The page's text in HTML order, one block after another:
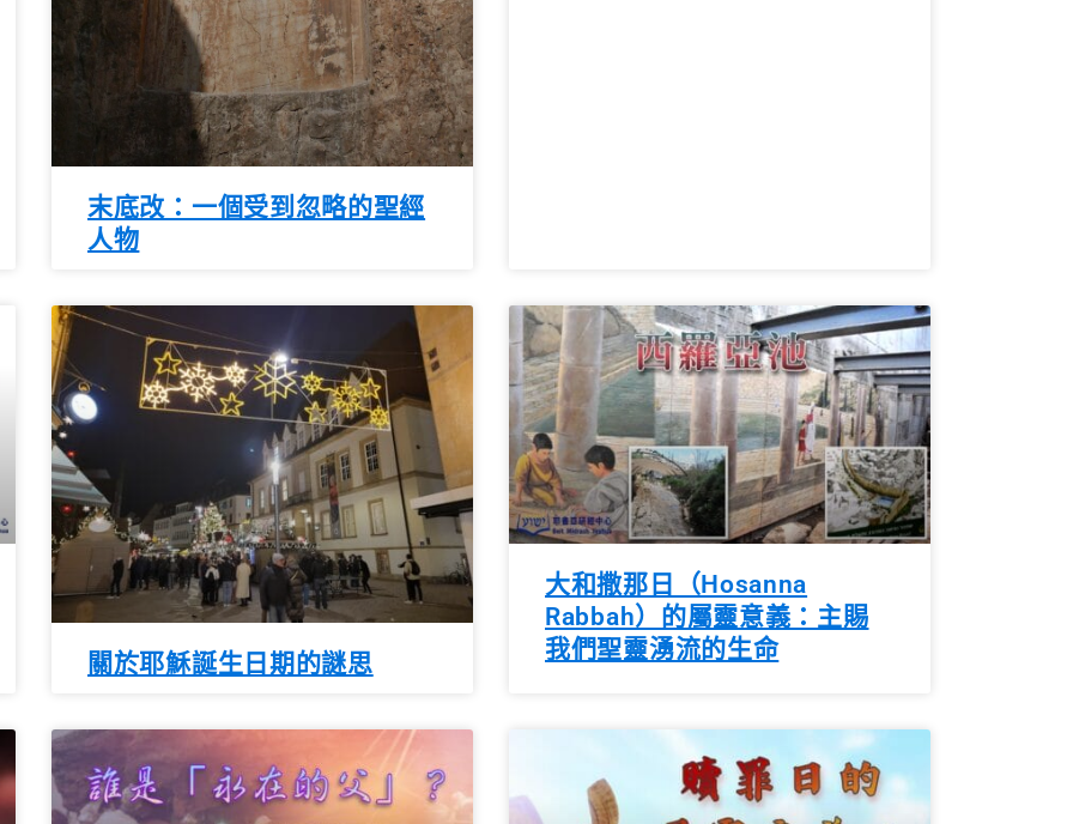
末底改：一個受到忽略的聖經
人物
關於耶穌誕生日期的謎思
大和撒那日（Hosanna
Rabbah）的屬靈意義：主賜
我們聖靈湧流的生命